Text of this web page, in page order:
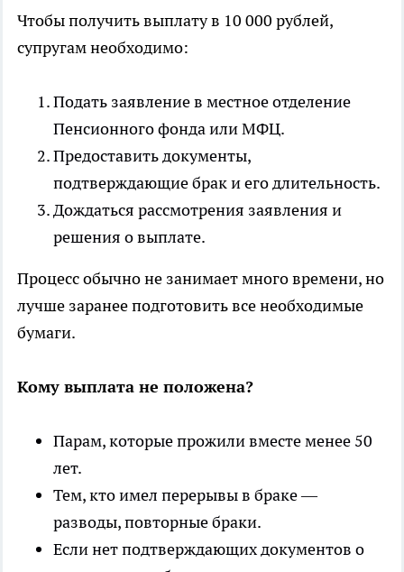
Чтобы получить выплату в 10 000 рублей,
супругам необходимо:
Подать заявление в местное отделение
Пенсионного фонда или МФЦ.
Предоставить документы,
подтверждающие брак и его длительность.
Дождаться рассмотрения заявления и
решения о выплате.
Процесс обычно не занимает много времени, но
лучше заранее подготовить все необходимые
бумаги.
Кому выплата не положена?
Парам, которые прожили вместе менее 50
лет.
Тем, кто имел перерывы в браке —
разводы, повторные браки.
Если нет подтверждающих документов о